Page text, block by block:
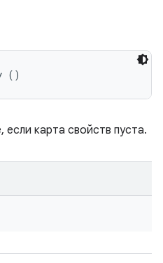
()
карта свойств пуста.